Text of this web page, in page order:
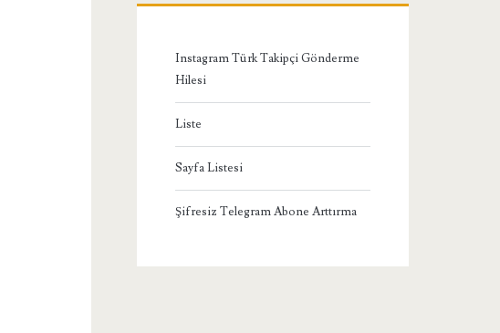
Instagram Türk Takipçi Gönderme
Hilesi
Liste
Sayfa Listesi
Şifresiz Telegram Abone Arttırma